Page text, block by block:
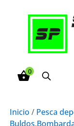
0
Inicio / Pesca